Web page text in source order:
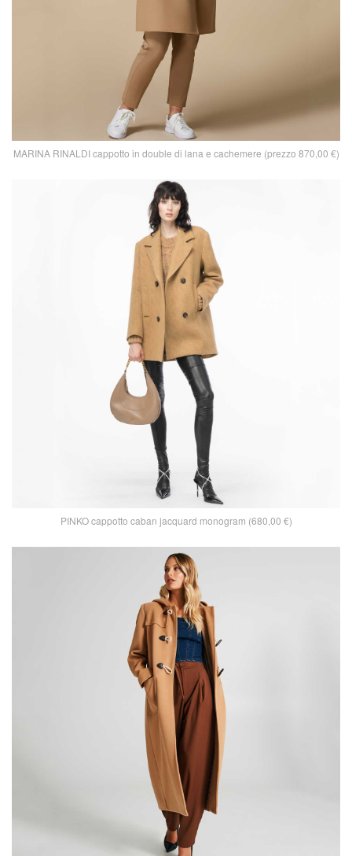
MARINA RINALDI cappotto in double di lana e cachemere (prezzo 870,00 €)
PINKO cappotto caban jacquard monogram (680,00 €)